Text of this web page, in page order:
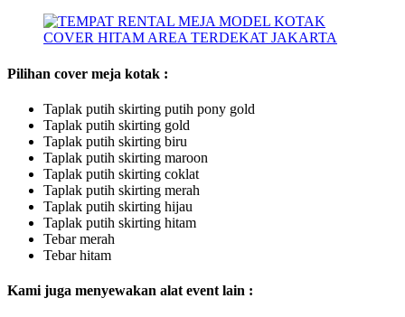
Pilihan cover meja kotak :
Taplak putih skirting putih pony gold
Taplak putih skirting gold
Taplak putih skirting biru
Taplak putih skirting maroon
Taplak putih skirting coklat
Taplak putih skirting merah
Taplak putih skirting hijau
Taplak putih skirting hitam
Tebar merah
Tebar hitam
Kami juga menyewakan alat event lain :